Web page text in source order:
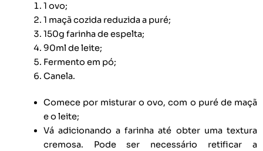
1 ovo;
1 maçã cozida reduzida a puré;
150g farinha de espelta;
90ml de leite;
Fermento em pó;
Canela.
Comece por misturar o ovo, com o puré de maçã
e o leite;
Vá adicionando a farinha até obter uma textura
cremosa. Pode ser necessário retificar a